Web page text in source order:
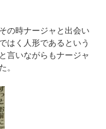
の時ナージャと出会い
はく人形であるという
言いながらもナージャ
。